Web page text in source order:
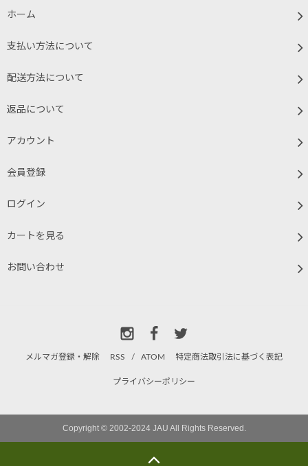
ホーム
支払い方法について
配送方法について
返品について
アカウント
会員登録
ログイン
カートを見る
お問い合わせ
メルマガ登録・解除 RSS / ATOM 特定商法取引法に基づく表記
プライバシーポリシー
Copyright © 2002-2024 JAU All Rights Reserved.